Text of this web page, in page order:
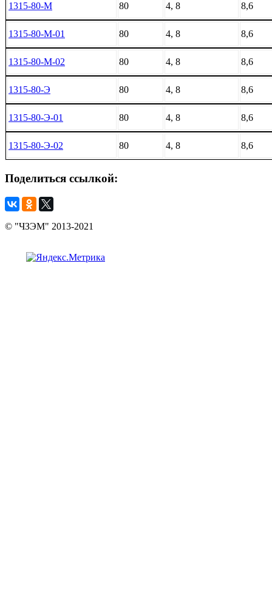
1315-80-М 80 4, 8 8,6
1315-80-М-01 80 4, 8 8,6
1315-80-М-02 80 4, 8 8,6
1315-80-Э 80 4, 8 8,6
1315-80-Э-01 80 4, 8 8,6
1315-80-Э-02 80 4, 8 8,6
Поделиться ссылкой:
© "ЧЗЭМ" 2013-2021